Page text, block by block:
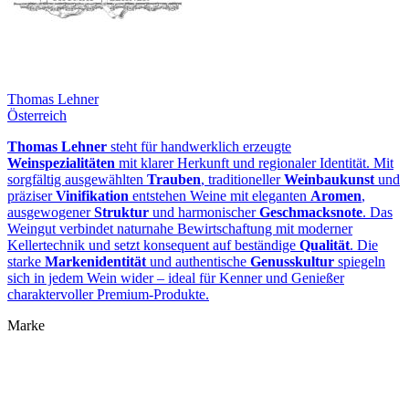
Thomas Lehner
Österreich
Thomas Lehner steht für handwerklich erzeugte
Weinspezialitäten mit klarer Herkunft und regionaler Identität. Mit
sorgfältig ausgewählten Trauben, traditionellerWeinbaukunst und
präziserVinifikation entstehen Weine mit eleganten Aromen,
ausgewogenerStruktur und harmonischerGeschmacksnote. Das
Weingut verbindet naturnahe Bewirtschaftung mit moderner
Kellertechnik und setzt konsequent auf beständige Qualität. Die
starke Markenidentität und authentische Genusskultur spiegeln
sich in jedem Wein wider – ideal für Kenner und Genießer
charaktervoller Premium‑Produkte.
Marke